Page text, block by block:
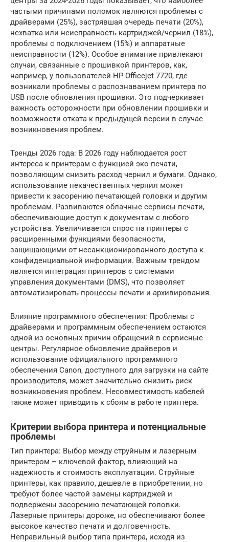
частыми причинами поломок являются проблемы с
драйверами (25%), застрявшая очередь печати (20%),
нехватка или неисправность картриджей/чернил (18%),
проблемы с подключением (15%) и аппаратные
неисправности (12%). Особое внимание привлекают
случаи, связанные с прошивкой принтеров, как,
например, у пользователей HP Officejet 7720, где
возникали проблемы с распознаванием принтера по
USB после обновления прошивки. Это подчеркивает
важность осторожности при обновлении прошивки и
возможности отката к предыдущей версии в случае
возникновения проблем.
Тренды 2026 года: В 2026 году наблюдается рост
интереса к принтерам с функцией эко-печати,
позволяющим снизить расход чернил и бумаги. Однако,
использование некачественных чернил может
привести к засорению печатающей головки и другим
проблемам. Развиваются облачные сервисы печати,
обеспечивающие доступ к документам с любого
устройства. Увеличивается спрос на принтеры с
расширенными функциями безопасности,
защищающими от несанкционированного доступа к
конфиденциальной информации. Важным трендом
является интеграция принтеров с системами
управления документами (DMS), что позволяет
автоматизировать процессы печати и архивирования.
Влияние программного обеспечения: Проблемы с
драйверами и программным обеспечением остаются
одной из основных причин обращений в сервисные
центры. Регулярное обновление драйверов и
использование официального программного
обеспечения Canon, доступного для загрузки на сайте
производителя, может значительно снизить риск
возникновения проблем. Несовместимость кабелей
также может приводить к сбоям в работе принтера.
Критерии выбора принтера и потенциальные
проблемы
Тип принтера: Выбор между струйным и лазерным
принтером – ключевой фактор, влияющий на
надежность и стоимость эксплуатации. Струйные
принтеры, как правило, дешевле в приобретении, но
требуют более частой замены картриджей и
подвержены засорению печатающей головки.
Лазерные принтеры дороже, но обеспечивают более
высокое качество печати и долговечность.
Неправильный выбор типа принтера, исходя из